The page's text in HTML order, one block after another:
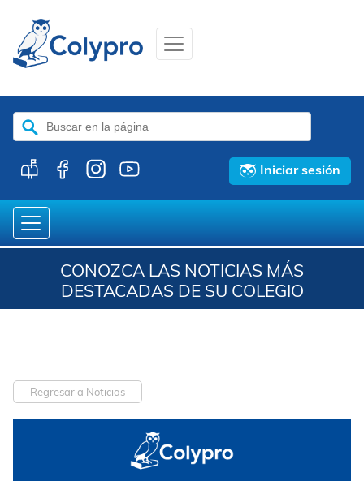
Buscar:
Iniciar sesión
CONOZCA LAS NOTICIAS MÁS
DESTACADAS DE SU COLEGIO
Regresar a Noticias